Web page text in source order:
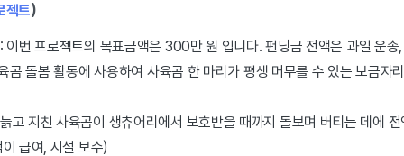
젝트)
이번 프로젝트의 목표금액은 300만 원 입니다. 펀딩금 전액은 과일 운송
곰 돌봄 활동에 사용하여 사육곰 한 마리가 평생 머무를 수 있는 보금자
고 지친 사육곰이 생츄어리에서 보호받을 때까지 돌보며 버티는 데에
급여, 시설 보수)